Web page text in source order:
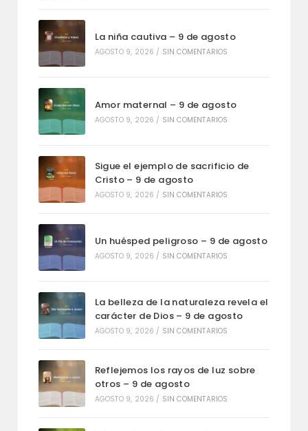
La niña cautiva – 9 de agosto
AGOSTO 9, 2026 / SIN COMENTARIOS
Amor maternal – 9 de agosto
AGOSTO 9, 2026 / SIN COMENTARIOS
Sigue el ejemplo de sacrificio de
Cristo – 9 de agosto
AGOSTO 9, 2026 / SIN COMENTARIOS
Un huésped peligroso – 9 de agosto
AGOSTO 9, 2026 / SIN COMENTARIOS
La belleza de la naturaleza revela el
carácter de Dios – 9 de agosto
AGOSTO 9, 2026 / SIN COMENTARIOS
Reflejemos los rayos de luz sobre
otros – 9 de agosto
AGOSTO 9, 2026 / SIN COMENTARIOS